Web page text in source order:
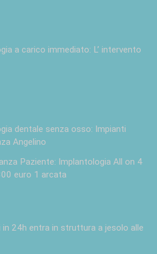
a carico immediato: L’ intervento
dentale senza osso: Impianti
Angelino
Paziente: Implantologia All on 4
euro 1 arcata
in 24h entra in struttura a jesolo alle